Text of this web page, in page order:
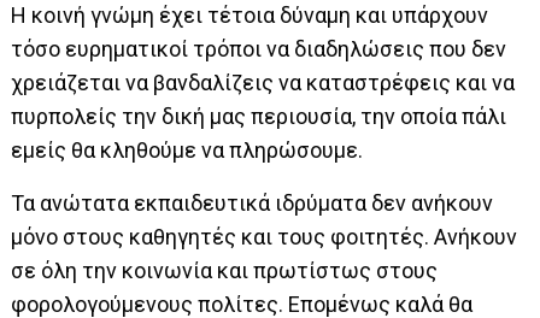
Η κοινή γνώμη έχει τέτοια δύναμη και υπάρχουν
τόσο ευρηματικοί τρόποι να διαδηλώσεις που δεν
χρειάζεται να βανδαλίζεις να καταστρέφεις και να
πυρπολείς την δική μας περιουσία, την οποία πάλι
εμείς θα κληθούμε να πληρώσουμε.
Τα ανώτατα εκπαιδευτικά ιδρύματα δεν ανήκουν
μόνο στους καθηγητές και τους φοιτητές. Ανήκουν
σε όλη την κοινωνία και πρωτίστως στους
φορολογούμενους πολίτες. Επομένως καλά θα